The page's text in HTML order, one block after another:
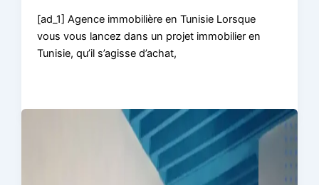
[ad_1] Agence immobilière en Tunisie Lorsque
vous vous lancez dans un projet immobilier en
Tunisie, qu’il s’agisse d’achat,